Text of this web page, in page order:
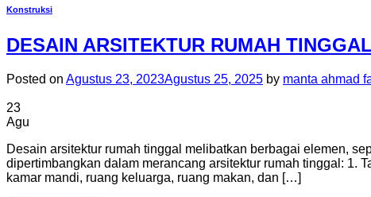
Konstruksi
DESAIN ARSITEKTUR RUMAH TINGGAL
Posted on Agustus 23, 2023Agustus 25, 2025 by manta ahmad
23
Agu
Desain arsitektur rumah tinggal melibatkan berbagai elemen,
dipertimbangkan dalam merancang arsitektur rumah tinggal: 1.
kamar mandi, ruang keluarga, ruang makan, dan […]